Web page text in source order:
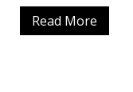
Read More